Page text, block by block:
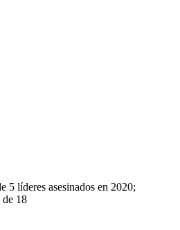
5 líderes asesinados en 2020;
de 18